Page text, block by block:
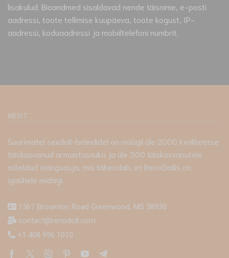
lisakulud. Bioandmed sisaldavad nende täisnime, e-posti
aadressi, toote tellimise kuupäeva, toote kogust, IP-
aadressi, koduaadressi ja mobiiltelefoni numbrit.
MEIST
Suurimatel sexdoll-brändidel on müügil üle 2000 kvaliteetse
täiskasvanud armastusnuku ja üle 300 täiskasvanutele
mõeldud mänguasja, mis tähendab, et RenoDollis on
igaühele midagi.
1567 Brownton Road Greenwood, MS 38930
contact@renodoll.com
+1 408 996 1010